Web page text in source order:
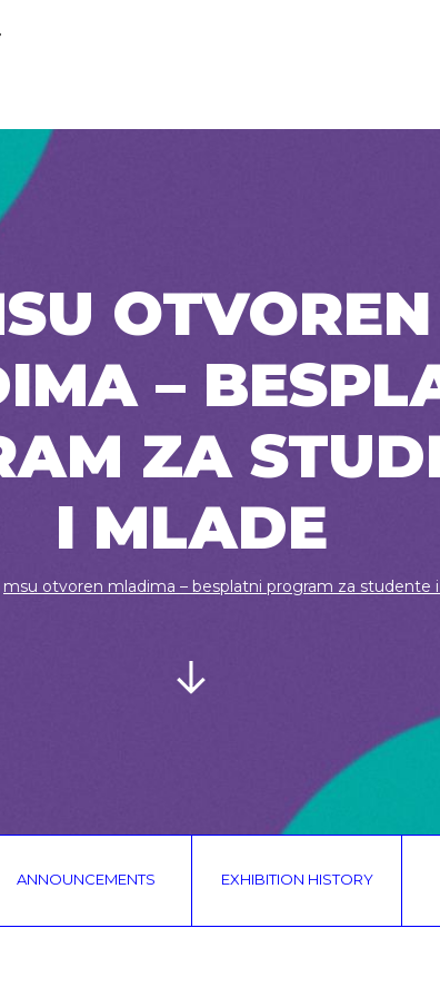
OTVOREN
–
ZA
I MLADE
msu otvoren mladima – besplatni program za studente i
ANNOUNCEMENTS EXHIBITION HISTORY